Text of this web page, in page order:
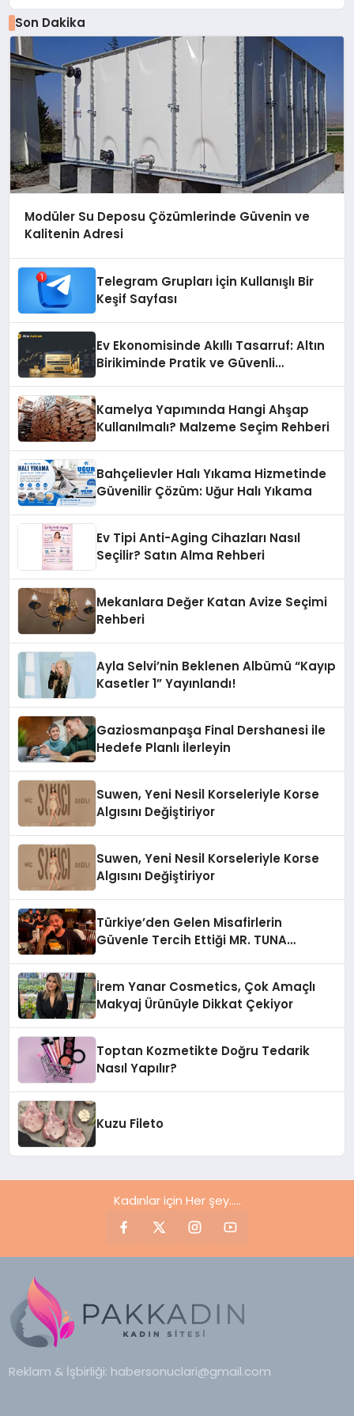
Son Dakika
Modüler Su Deposu Çözümlerinde Güvenin ve
Kalitenin Adresi
Telegram Grupları İçin Kullanışlı Bir
Keşif Sayfası
Ev Ekonomisinde Akıllı Tasarruf: Altın
Birikiminde Pratik ve Güvenli
Kamelya Yapımında Hangi Ahşap
Kullanılmalı? Malzeme Seçim Rehberi
Bahçelievler Halı Yıkama Hizmetinde
Güvenilir Çözüm: Uğur Halı Yıkama
Ev Tipi Anti-Aging Cihazları Nasıl
Seçilir? Satın Alma Rehberi
Mekanlara Değer Katan Avize Seçimi
Rehberi
Ayla Selvi’nin Beklenen Albümü “Kayıp
Kasetler 1” Yayınlandı!
Gaziosmanpaşa Final Dershanesi ile
Hedefe Planlı İlerleyin
Suwen, Yeni Nesil Korseleriyle Korse
Algısını Değiştiriyor
Suwen, Yeni Nesil Korseleriyle Korse
Algısını Değiştiriyor
Türkiye’den Gelen Misafirlerin
Güvenle Tercih Ettiği MR. TUNA
İrem Yanar Cosmetics, Çok Amaçlı
Makyaj Ürünüyle Dikkat Çekiyor
Toptan Kozmetikte Doğru Tedarik
Nasıl Yapılır?
Kuzu Fileto
Kadınlar için Her şey.....
Reklam & İşbirliği: habersonuclari@gmail.com